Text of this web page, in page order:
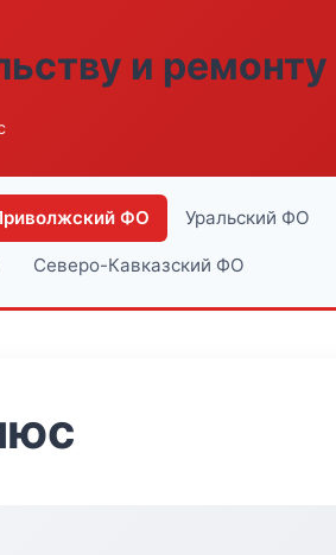
и ремонту
ФО Уральский ФО
Северо-Кавказский ФО